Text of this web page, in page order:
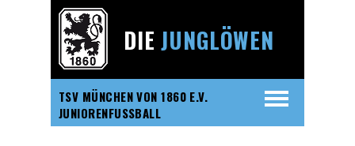
TSV MÜNCHEN VON 1860 E.V.
JUNIORENFUSSBALL
DIEJUNGLÖWEN